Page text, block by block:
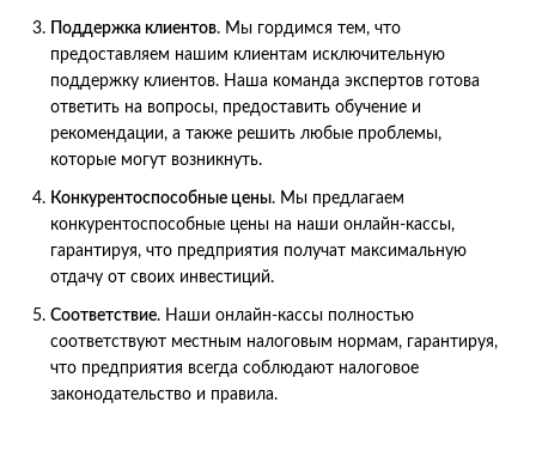
Поддержка клиентов. Мы гордимся тем, что
предоставляем нашим клиентам исключительную
поддержку клиентов. Наша команда экспертов готова
ответить на вопросы, предоставить обучение и
рекомендации, а также решить любые проблемы,
которые могут возникнуть.
Конкурентоспособные цены. Мы предлагаем
конкурентоспособные цены на наши онлайн-кассы,
гарантируя, что предприятия получат максимальную
отдачу от своих инвестиций.
Соответствие. Наши онлайн-кассы полностью
соответствуют местным налоговым нормам, гарантируя,
что предприятия всегда соблюдают налоговое
законодательство и правила.